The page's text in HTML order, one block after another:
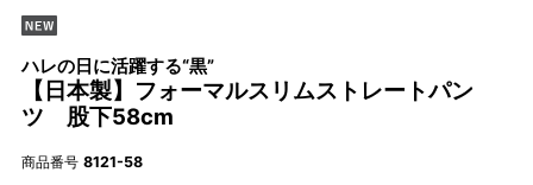
ハレの日に活躍する“黒”
【日本製】フォーマルスリムストレートパン
ツ 股下58cm
商品番号 8121-58